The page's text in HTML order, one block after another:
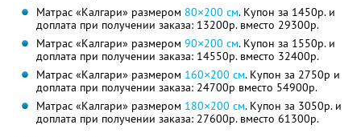
Матрас «Калгари» размером 80×200 см. Купон за 1450р. и
доплата при получении заказа: 13200р. вместо 29300р.
Матрас «Калгари» размером 90×200 см. Купон за 1550р. и
доплата при получении заказа: 14550р. вместо 32400р.
Матрас «Калгари» размером 160×200 см. Купон за 2750р и
доплата при получении заказа: 24700р вместо 54900р.
Матрас «Калгари» размером 180×200 см. Купон за 3050р. и
доплата при получении заказа: 27600р. вместо 61300р.